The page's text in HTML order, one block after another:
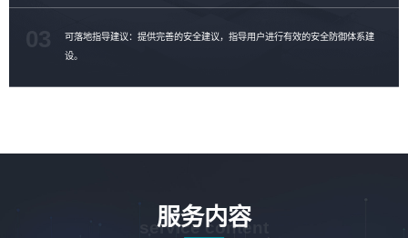
可落地指导建议：提供完善的安全建议，指导用户进行有效的安全防御体系建
设。
03
服务内容
service content